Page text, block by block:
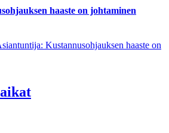
haaste on johtaminen
Kustannusohjauksen haaste on